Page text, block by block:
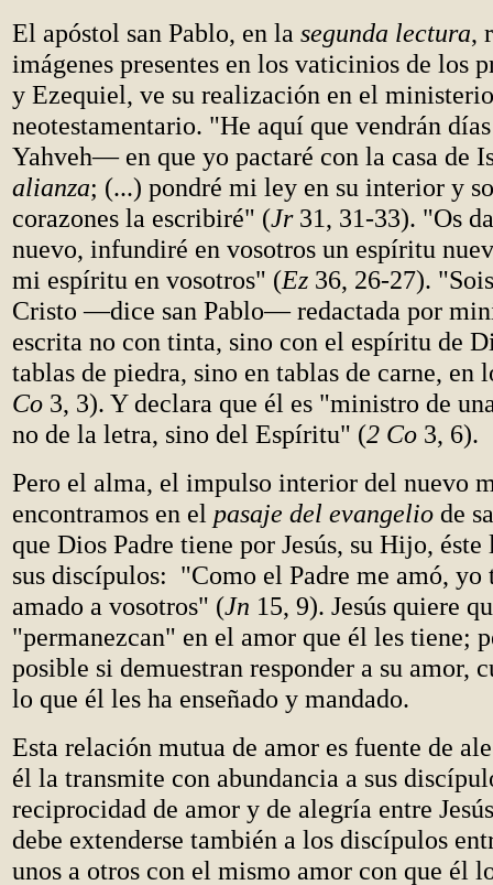
El apóstol san Pablo, en la segunda lectura,
imágenes presentes en los vaticinios de los
y Ezequiel, ve su realización en el ministerio
neotestamentario. "He aquí que vendrán
Yahveh— en que yo pactaré con la casa de
alianza; (...) pondré mi ley en su interior y
corazones la escribiré" (Jr31, 31-33). "Os
nuevo, infundiré en vosotros un espíritu
mi espíritu en vosotros" (Ez 36, 26-27).
Cristo —dice san Pablo— redactada por
escrita no con tinta, sino con el espíritu de
tablas de piedra, sino en tablas de carne, en
Co 3, 3). Y declara que él es "ministro de
no de la letra, sino del Espíritu" (2 Co 3, 6).
Pero el alma, el impulso interior del nuevo
encontramos en el pasaje del evangelio de
que Dios Padre tiene por Jesús, su Hijo,
sus discípulos: "Como el Padre me amó, yo
amado a vosotros" (Jn 15, 9). Jesús quiere
"permanezcan" en el amor que él les tiene;
posible si demuestran responder a su amor,
lo que él les ha enseñado y mandado.
Esta relación mutua de amor es fuente de
él la transmite con abundancia a sus
reciprocidad de amor y de alegría entre
debe extenderse también a los discípulos
unos a otros con el mismo amor con que él